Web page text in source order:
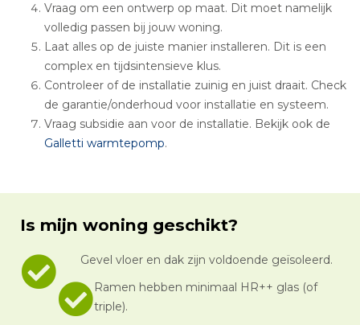
Vraag om een ontwerp op maat. Dit moet namelijk
volledig passen bij jouw woning.
Laat alles op de juiste manier installeren. Dit is een
complex en tijdsintensieve klus.
Controleer of de installatie zuinig en juist draait. Check
de garantie/onderhoud voor installatie en systeem.
Vraag subsidie aan voor de installatie. Bekijk ook de
Galletti warmtepomp.
Is mijn woning geschikt?
Gevel vloer en dak zijn voldoende geïsoleerd.
Ramen hebben minimaal HR++ glas (of
triple).